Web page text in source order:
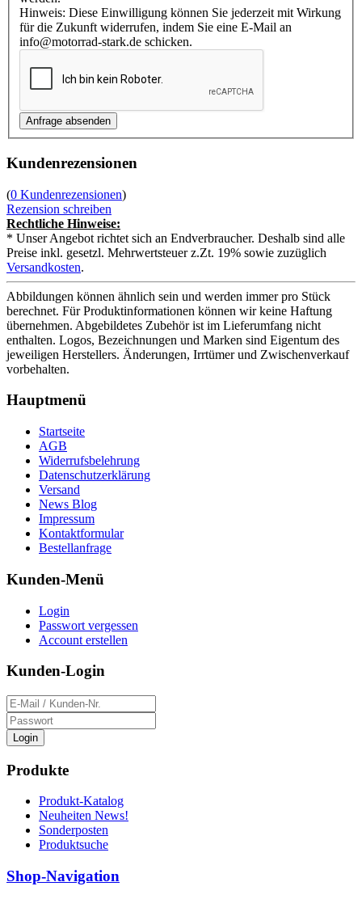
Hinweis: Diese Einwilligung können Sie jederzeit mit Wirkung
für die Zukunft widerrufen, indem Sie eine E-Mail an
info@motorrad-stark.de schicken.
Kundenrezensionen
(0 Kundenrezensionen)
Rezension schreiben
Rechtliche Hinweise:
* Unser Angebot richtet sich an Endverbraucher. Deshalb sind alle
Preise inkl. gesetzl. Mehrwertsteuer z.Zt. 19% sowie zuzüglich
Versandkosten.
Abbildungen können ähnlich sein und werden immer pro Stück
berechnet. Für Produktinformationen können wir keine Haftung
übernehmen. Abgebildetes Zubehör ist im Lieferumfang nicht
enthalten. Logos, Bezeichnungen und Marken sind Eigentum des
jeweiligen Herstellers. Änderungen, Irrtümer und Zwischenverkauf
vorbehalten.
Hauptmenü
Startseite
AGB
Widerrufsbelehrung
Datenschutzerklärung
Versand
News Blog
Impressum
Kontaktformular
Bestellanfrage
Kunden-Menü
Login
Passwort vergessen
Account erstellen
Kunden-Login
Login
Produkte
Produkt-Katalog
Neuheiten News!
Sonderposten
Produktsuche
Shop-Navigation